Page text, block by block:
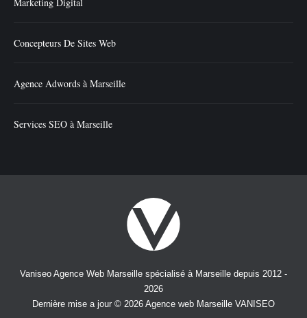
Concepteurs De Sites Web
Agence Adwords à Marseille
Services SEO à Marseille
Vaniseo Agence Web Marseille spécialisé à Marseille depuis 2012 -
2026
Dernière mise a jour © 2026 Agence web Marseille VANISEO